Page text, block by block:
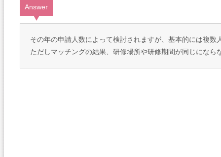
Answer
その年の申請人数によって検討されますが、基本的には複数
ただしマッチングの結果、研修場所や研修期間が同じになら